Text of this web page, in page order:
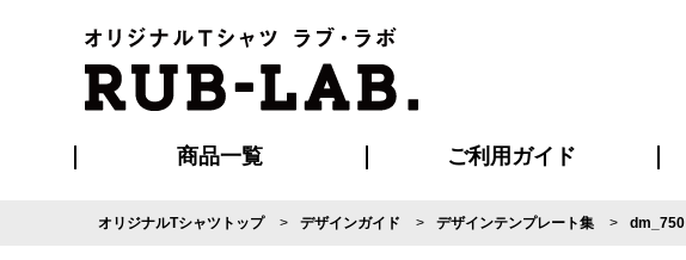
商品一覧 ご利用ガイド
ご利用ガイド
はじめての方へ
再注文の方へ
お支払い方法について
割引まとめページ
発送・特急サービスについて
版の保管期限について
マイページ会員のメリット
よくあるご質問
オリジナルTシャツトップ デザインガイド デザインテンプレート集 dm_750